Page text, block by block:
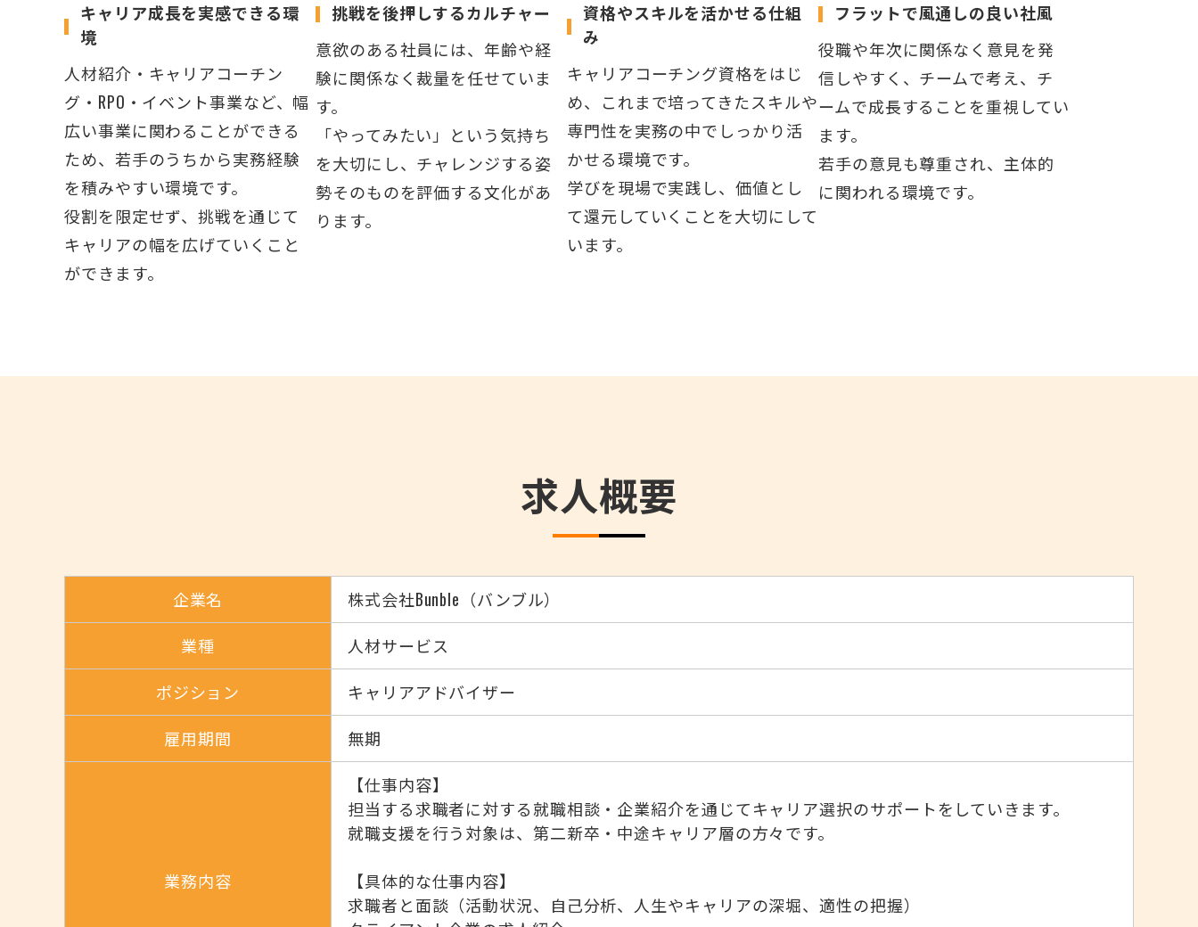
キャリア成長を実感できる環
境
人材紹介・キャリアコーチン
グ・RPO・イベント事業など、幅
広い事業に関わることができる
ため、若手のうちから実務経験
を積みやすい環境です。
役割を限定せず、挑戦を通じて
キャリアの幅を広げていくこと
ができます。
挑戦を後押しするカルチャー
意欲のある社員には、年齢や経
験に関係なく裁量を任せていま
す。
「やってみたい」という気持ち
を大切にし、チャレンジする姿
勢そのものを評価する文化があ
ります。
資格やスキルを活かせる仕組
み
キャリアコーチング資格をはじ
め、これまで培ってきたスキルや
専門性を実務の中でしっかり活
かせる環境です。
学びを現場で実践し、価値とし
て還元していくことを大切にして
います。
フラットで風通しの良い社風
役職や年次に関係なく意見を発
信しやすく、チームで考え、チ
ームで成長することを重視してい
ます。
若手の意見も尊重され、主体的
に関われる環境です。
求人概要
企業名
株式会社Bunble（バンブル）
業種
人材サービス
ポジション
キャリアアドバイザー
雇用期間
無期
業務内容
【仕事内容】
担当する求職者に対する就職相談・企業紹介を通じてキャリア選択のサポートをしていきます。
就職支援を行う対象は、第二新卒・中途キャリア層の方々です。
【具体的な仕事内容】
求職者と面談（活動状況、自己分析、人生やキャリアの深堀、適性の把握）